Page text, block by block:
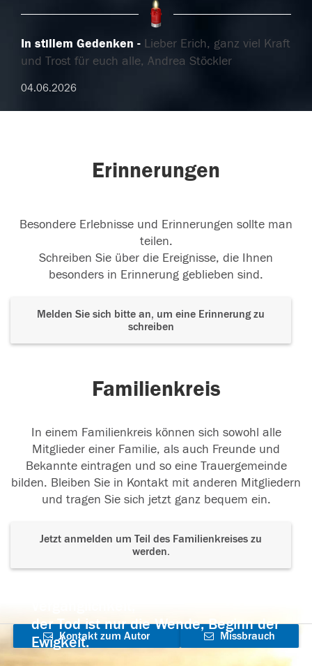
In stillem Gedenken
Lieber Erich, ganz viel Kraft
und Trost für euch alle, Andrea Stöckler
04.06.2026
Erinnerungen
Besondere Erlebnisse und Erinnerungen sollte man
teilen.
Schreiben Sie über die Ereignisse, die Ihnen
besonders in Erinnerung geblieben sind.
Melden Sie sich bitte an, um eine Erinnerung zu
schreiben
Familienkreis
In einem Familienkreis können sich sowohl alle
Mitglieder einer Familie, als auch Freunde und
Bekannte eintragen und so eine Trauergemeinde
bilden. Bleiben Sie in Kontakt mit anderen Mitgliedern
und tragen Sie sich jetzt ganz bequem ein.
Jetzt anmelden um Teil des Familienkreises zu
werden.
der Tod ist nur die Wende, Beginn der
Ewigkeit.
Kontakt zum Autor
aufnehmen
Missbrauch